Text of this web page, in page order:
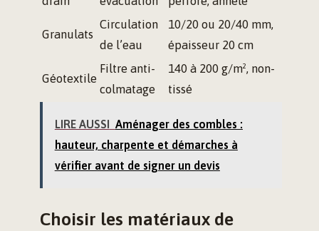
Granulats
Circulation
de l’eau
10/20 ou 20/40 mm,
épaisseur 20 cm
Géotextile
Filtre anti-
colmatage
140 à 200 g/m², non-
tissé
LIRE AUSSI Aménager des combles :
hauteur, charpente et démarches à
vérifier avant de signer un devis
Choisir les matériaux de